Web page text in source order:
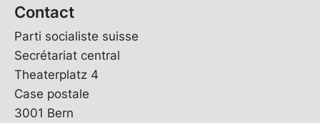
Contact
Parti socialiste suisse
Secrétariat central
Theaterplatz 4
Case postale
3001 Bern